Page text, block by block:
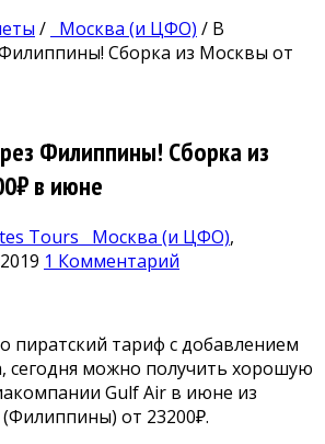
/ Москва (и ЦФО) / В
Сборка из Москвы от
Филиппины! Сборка из
в июне
Tours Москва (и ЦФО),
1 Комментарий
пиратский тариф с добавлением
сегодня можно получить хорошую
Gulf Air в июне из
от 23200₽.